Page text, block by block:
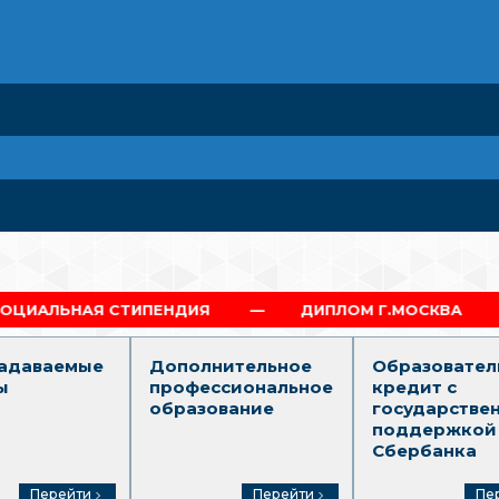
ДИПЛОМ Г.МОСКВА ПОЛНЫЙ
Перейти
Дополнительное
профессиональное
образование
Перейти
кредит с
поддержкой
Сбербанка